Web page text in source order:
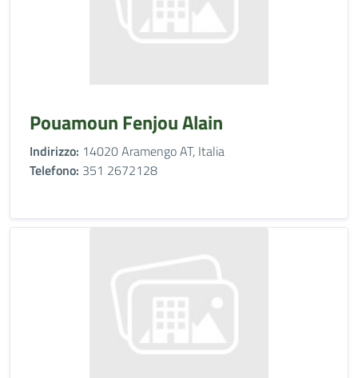
Pouamoun Fenjou Alain
Indirizzo: 14020 Aramengo AT, Italia
Telefono: 351 2672128